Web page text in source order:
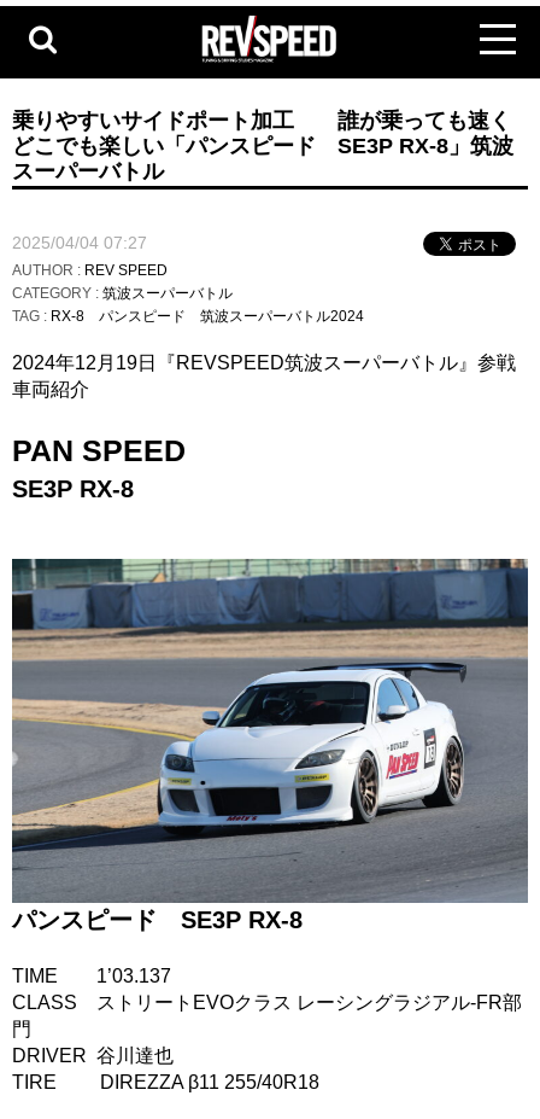
乗りやすいサイドポート加工 誰が乗っても速く
どこでも楽しい「パンスピード SE3P RX-8」筑波
スーパーバトル
2025/04/04 07:27
AUTHOR : REV SPEED
CATEGORY : 筑波スーパーバトル
TAG : RX-8 パンスピード 筑波スーパーバトル2024
2024年12月19日『REVSPEED筑波スーパーバトル』参戦
車両紹介
PAN SPEED
SE3P RX-8
パンスピード SE3P RX-8
TIME 1’03.137
CLASS ストリートEVOクラス レーシングラジアル-FR部
門
DRIVER 谷川達也
TIRE DIREZZA β11 255/40R18